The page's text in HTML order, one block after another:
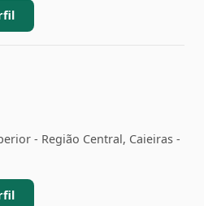
- Região Central, Caieiras -